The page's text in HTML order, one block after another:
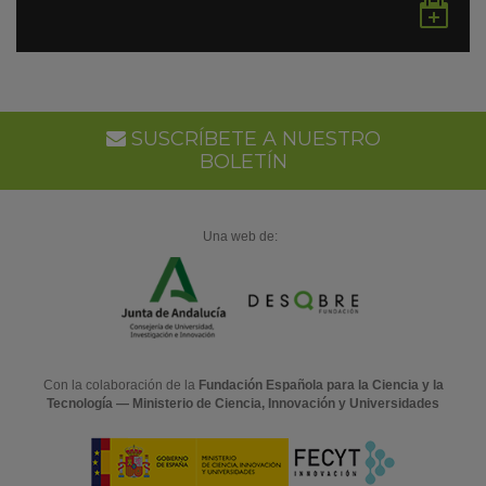
en
SUSCRÍBETE A NUESTRO
BOLETÍN
Una web de:
Con la colaboración de la Fundación Española para la Ciencia y la
Tecnología — Ministerio de Ciencia, Innovación y Universidades